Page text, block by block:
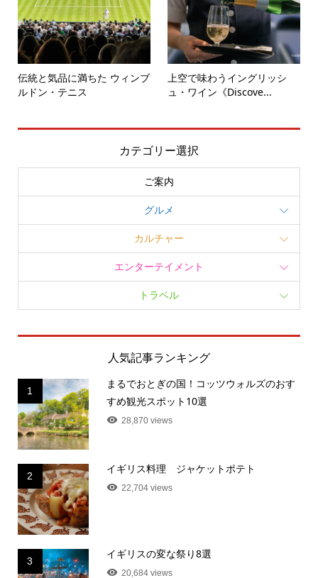
伝統と気品に満ちた ウィンブ
ルドン・テニス
上空で味わうイングリッシ
ュ・ワイン《Discove...
カテゴリー選択
ご案内
グルメ
カルチャー
エンターテイメント
トラベル
人気記事ランキング
1
まるでおとぎの国！コッツウォルズのおす
すめ観光スポット10選
28,870 views
2
イギリス料理 ジャケットポテト
22,704 views
3
イギリスの変な祭り8選
20,684 views